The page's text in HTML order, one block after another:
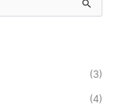
(3)
(4)